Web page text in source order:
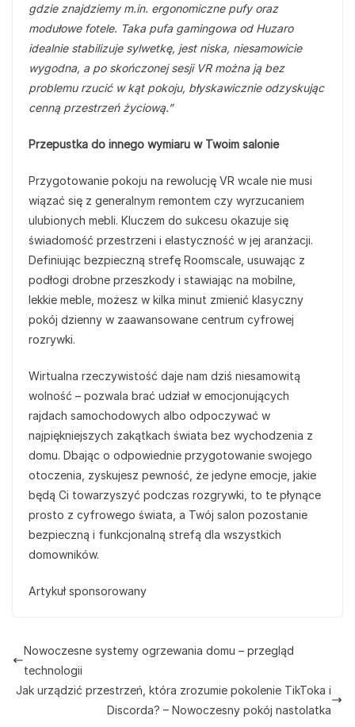
gdzie znajdziemy m.in. ergonomiczne pufy oraz
modułowe fotele. Taka pufa gamingowa od Huzaro
idealnie stabilizuje sylwetkę, jest niska, niesamowicie
wygodna, a po skończonej sesji VR można ją bez
problemu rzucić w kąt pokoju, błyskawicznie odzyskując
cenną przestrzeń życiową.”
Przepustka do innego wymiaru w Twoim salonie
Przygotowanie pokoju na rewolucję VR wcale nie musi
wiązać się z generalnym remontem czy wyrzucaniem
ulubionych mebli. Kluczem do sukcesu okazuje się
świadomość przestrzeni i elastyczność w jej aranżacji.
Definiując bezpieczną strefę Roomscale, usuwając z
podłogi drobne przeszkody i stawiając na mobilne,
lekkie meble, możesz w kilka minut zmienić klasyczny
pokój dzienny w zaawansowane centrum cyfrowej
rozrywki.
Wirtualna rzeczywistość daje nam dziś niesamowitą
wolność – pozwala brać udział w emocjonujących
rajdach samochodowych albo odpoczywać w
najpiękniejszych zakątkach świata bez wychodzenia z
domu. Dbając o odpowiednie przygotowanie swojego
otoczenia, zyskujesz pewność, że jedyne emocje, jakie
będą Ci towarzyszyć podczas rozgrywki, to te płynące
prosto z cyfrowego świata, a Twój salon pozostanie
bezpieczną i funkcjonalną strefą dla wszystkich
domowników.
Artykuł sponsorowany
Nowoczesne systemy ogrzewania domu – przegląd
technologii
Jak urządzić przestrzeń, która zrozumie pokolenie TikToka i
Discorda? – Nowoczesny pokój nastolatka